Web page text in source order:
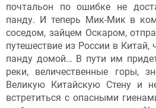
почтальон по ошибке не
панду. И теперь Мик-Мик в
соседом, зайцем Оскаром,
путешествие из России в
панду домой… В пути им
реки, величественные горы,
Великую Китайскую Стену и
встретиться с опасными